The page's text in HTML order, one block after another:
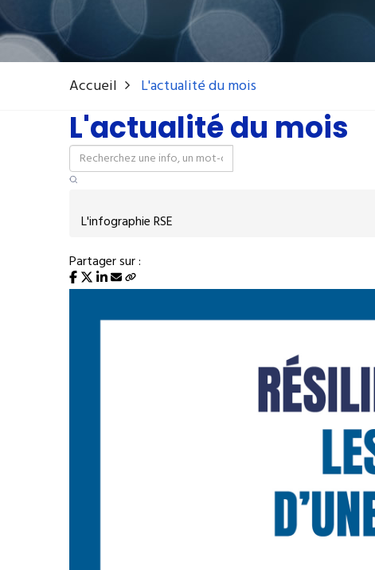
Accueil L'actualité du mois
L'actualité du mois
L'infographie RSE
Partager sur :